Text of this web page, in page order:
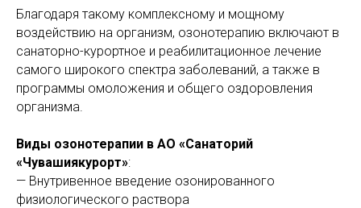
Благодаря такому комплексному и мощному
воздействию на организм, озонотерапию включают в
санаторно-курортное и реабилитационное лечение
самого широкого спектра заболеваний, а также в
программы омоложения и общего оздоровления
организма.
Виды озонотерапии в АО «Санаторий
«Чувашиякурорт»:
— Внутривенное введение озонированного
физиологического раствора